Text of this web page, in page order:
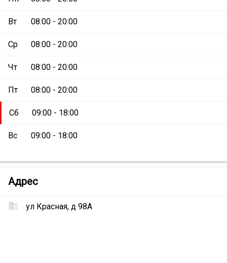
Вт 08:00 - 20:00
Ср 08:00 - 20:00
Чт 08:00 - 20:00
Пт 08:00 - 20:00
Сб 09:00 - 18:00
Вс 09:00 - 18:00
АдресАптека
ул Красная, д 98А